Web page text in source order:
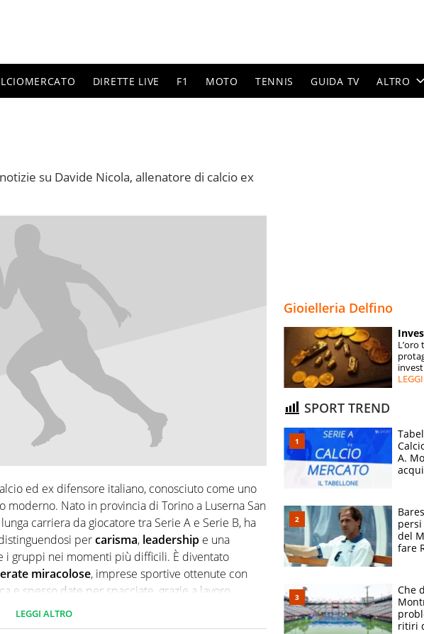
DIRETTE LIVE F1 MOTO TENNIS GUIDA TV ALTRO
SPECIALI
ESPERTI
su Davide Nicola, allenatore di calcio ex
ed ex difensore italiano, conosciuto come uno
Nato in provincia di Torino a Luserna San
carriera da giocatore tra Serie A e Serie B, ha
percarisma, leadership e una
i gruppi nei momenti più difficili. È diventato
miracolose, imprese sportive ottenute con
e spesso date per spacciate, grazie a lavoro,
capolavori i salvataggi di Salernitana e Crotone.
2017 con il Crotone, Nicola fece una maratona
LEGGI ALTRO
Gioielleria Delfino
L’oro
LEGGI
SPORT TREND
A.
del
fare
Che
ritiri